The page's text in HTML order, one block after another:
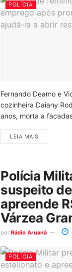
POLÍCIA
Fernando Deamo e
cozinheira Daiany
anos, morta a
LEIA MAIS
Polícia
suspeito
apreende
Várzea
por Rádio Aruanã
POLÍCIA